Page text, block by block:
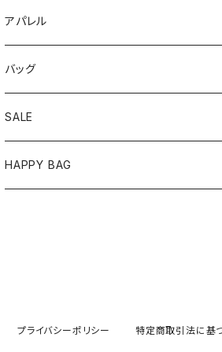
ピアス
イヤリング
リング
バングル/ブレスレット
アパレル
トップス
ワンピース
ボトムス
バッグ
SALE
HAPPY BAG
プライバシーポリシー 特定商取引法に基